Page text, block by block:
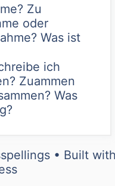
Zu
oder
Was ist
ich
Zuammen
Was
• Built with